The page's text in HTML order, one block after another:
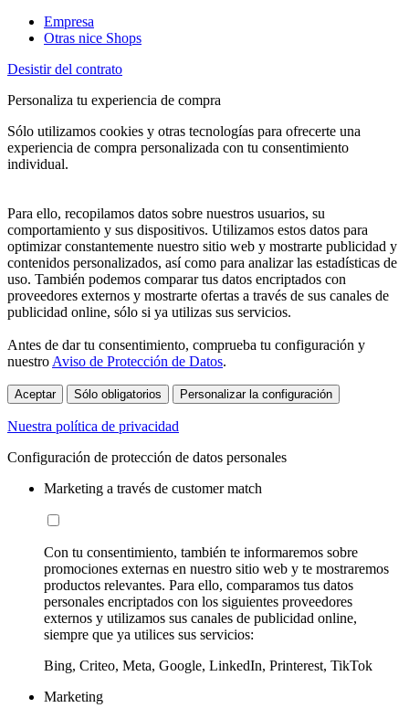
Empresa
Otras nice Shops
Desistir del contrato
Personaliza tu experiencia de compra
Sólo utilizamos cookies y otras tecnologías para ofrecerte una
experiencia de compra personalizada con tu consentimiento
individual.
Para ello, recopilamos datos sobre nuestros usuarios, su
comportamiento y sus dispositivos. Utilizamos estos datos para
optimizar constantemente nuestro sitio web y mostrarte publicidad y
contenidos personalizados, así como para analizar las estadísticas de
uso. También podemos comparar tus datos encriptados con
proveedores externos y mostrarte ofertas a través de sus canales de
publicidad online, sólo si ya utilizas sus servicios.
Antes de dar tu consentimiento, comprueba tu configuración y
nuestro Aviso de Protección de Datos.
Aceptar Sólo obligatorios Personalizar la configuración
Nuestra política de privacidad
Configuración de protección de datos personales
Marketing a través de customer match
Con tu consentimiento, también te informaremos sobre
promociones externas en nuestro sitio web y te mostraremos
productos relevantes. Para ello, comparamos tus datos
personales encriptados con los siguientes proveedores
externos y utilizamos sus canales de publicidad online,
siempre que ya utilices sus servicios:
Bing, Criteo, Meta, Google, LinkedIn, Printerest, TikTok
Marketing